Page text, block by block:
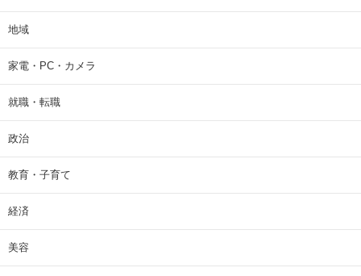
地域
家電・PC・カメラ
就職・転職
政治
教育・子育て
経済
美容